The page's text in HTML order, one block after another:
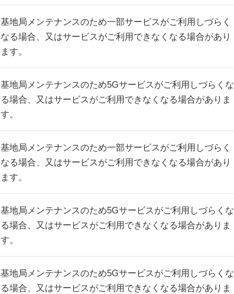
基地局メンテナンスのため一部サービスがご利用しづらく
なる場合、又はサービスがご利用できなくなる場合があり
ます。
基地局メンテナンスのため5Gサービスがご利用しづらくな
る場合、又はサービスがご利用できなくなる場合がありま
す。
基地局メンテナンスのため一部サービスがご利用しづらく
なる場合、又はサービスがご利用できなくなる場合があり
ます。
基地局メンテナンスのため5Gサービスがご利用しづらくな
る場合、又はサービスがご利用できなくなる場合がありま
す。
基地局メンテナンスのため5Gサービスがご利用しづらくな
る場合、又はサービスがご利用できなくなる場合がありま